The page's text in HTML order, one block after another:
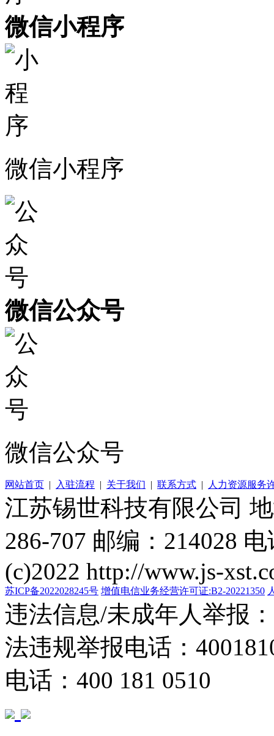
微信小程序
微信小程序
微信公众号
微信公众号
网站首页 | 入驻流程 | 关于我们 | 联系方式 | 人力资源服务
江苏锡世科技有限公司
286-707 邮编：214028
(c)2022 http://www.js-
苏ICP备2022028245号 增值电信业务经营许可证:B2-20221350
违法信息/未成年人举报
法违规举报电话：
电话：400 181 0510